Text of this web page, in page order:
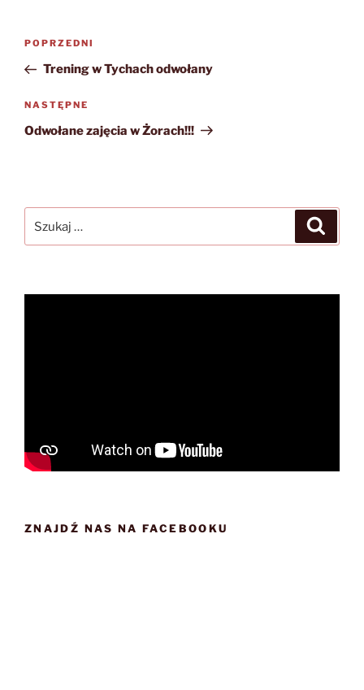
Nawigacja
Poprzedni
wpis
POPRZEDNI
Trening w Tychach odwołany
Następny
wpis
NASTĘPNE
Odwołane zajęcia w Żorach!!!
ZNAJDŹ NAS NA FACEBOOKU